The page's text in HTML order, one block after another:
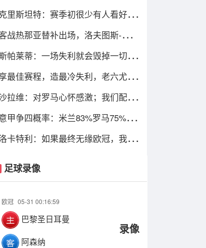
里斯坦特：赛季初很少有人看好我
战热那亚替补出场，洛夫图斯-奇克
帕莱蒂：一场失利就会毁掉一切的
最佳赛程，造最冷失利，老六尤文
拉维：对罗马心怀感激；我们配得
甲争四概率：米兰83%罗马75%，
卡特利：如果最终无缘欧冠，我们
足球录像
欧冠 05-31 00:16:59
巴黎圣日耳曼
阿森纳
录像